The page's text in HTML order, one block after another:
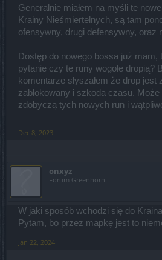
Generalnie miałem na myśli te
Krainy Nieśmiertelnych, są tam
ofensywny, drugi defensywny, oraz
Dostęp do nowego bossa już mam,
pytanie czy te runy wogole dropią?
komentarze słyszałem że drop jest
zablokowany i szkoda czasu. Może
zdobyczą tych nowych run i
Dec 8, 2023
onxyz
Forum Greenhorn
W jaki sposób wchodzi się do
Pytam, bo przez mapkę jest to
Jan 22, 2024